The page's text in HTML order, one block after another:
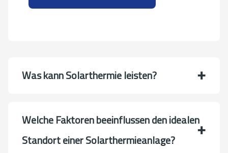
Was kann Solarthermie leisten?
Welche Faktoren beeinflussen den idealen
Standort einer Solarthermieanlage?